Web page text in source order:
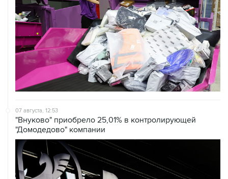
07 августа, 12:53
"Внуково" приобрело 25,01% в контролирующей
"Домодедово" компании